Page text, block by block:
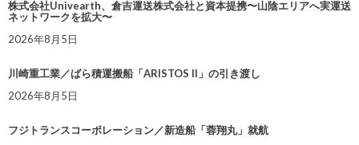
株式会社Univearth、倉吉運送株式会社と資本提携〜山陰エリアへ実運送
ネットワークを拡大〜
2026年8月5日
川崎重工業／ばら積運搬船「ARISTOS II」の引き渡し
2026年8月5日
フジトランスコーポレーション／新造船「蓉翔丸」就航